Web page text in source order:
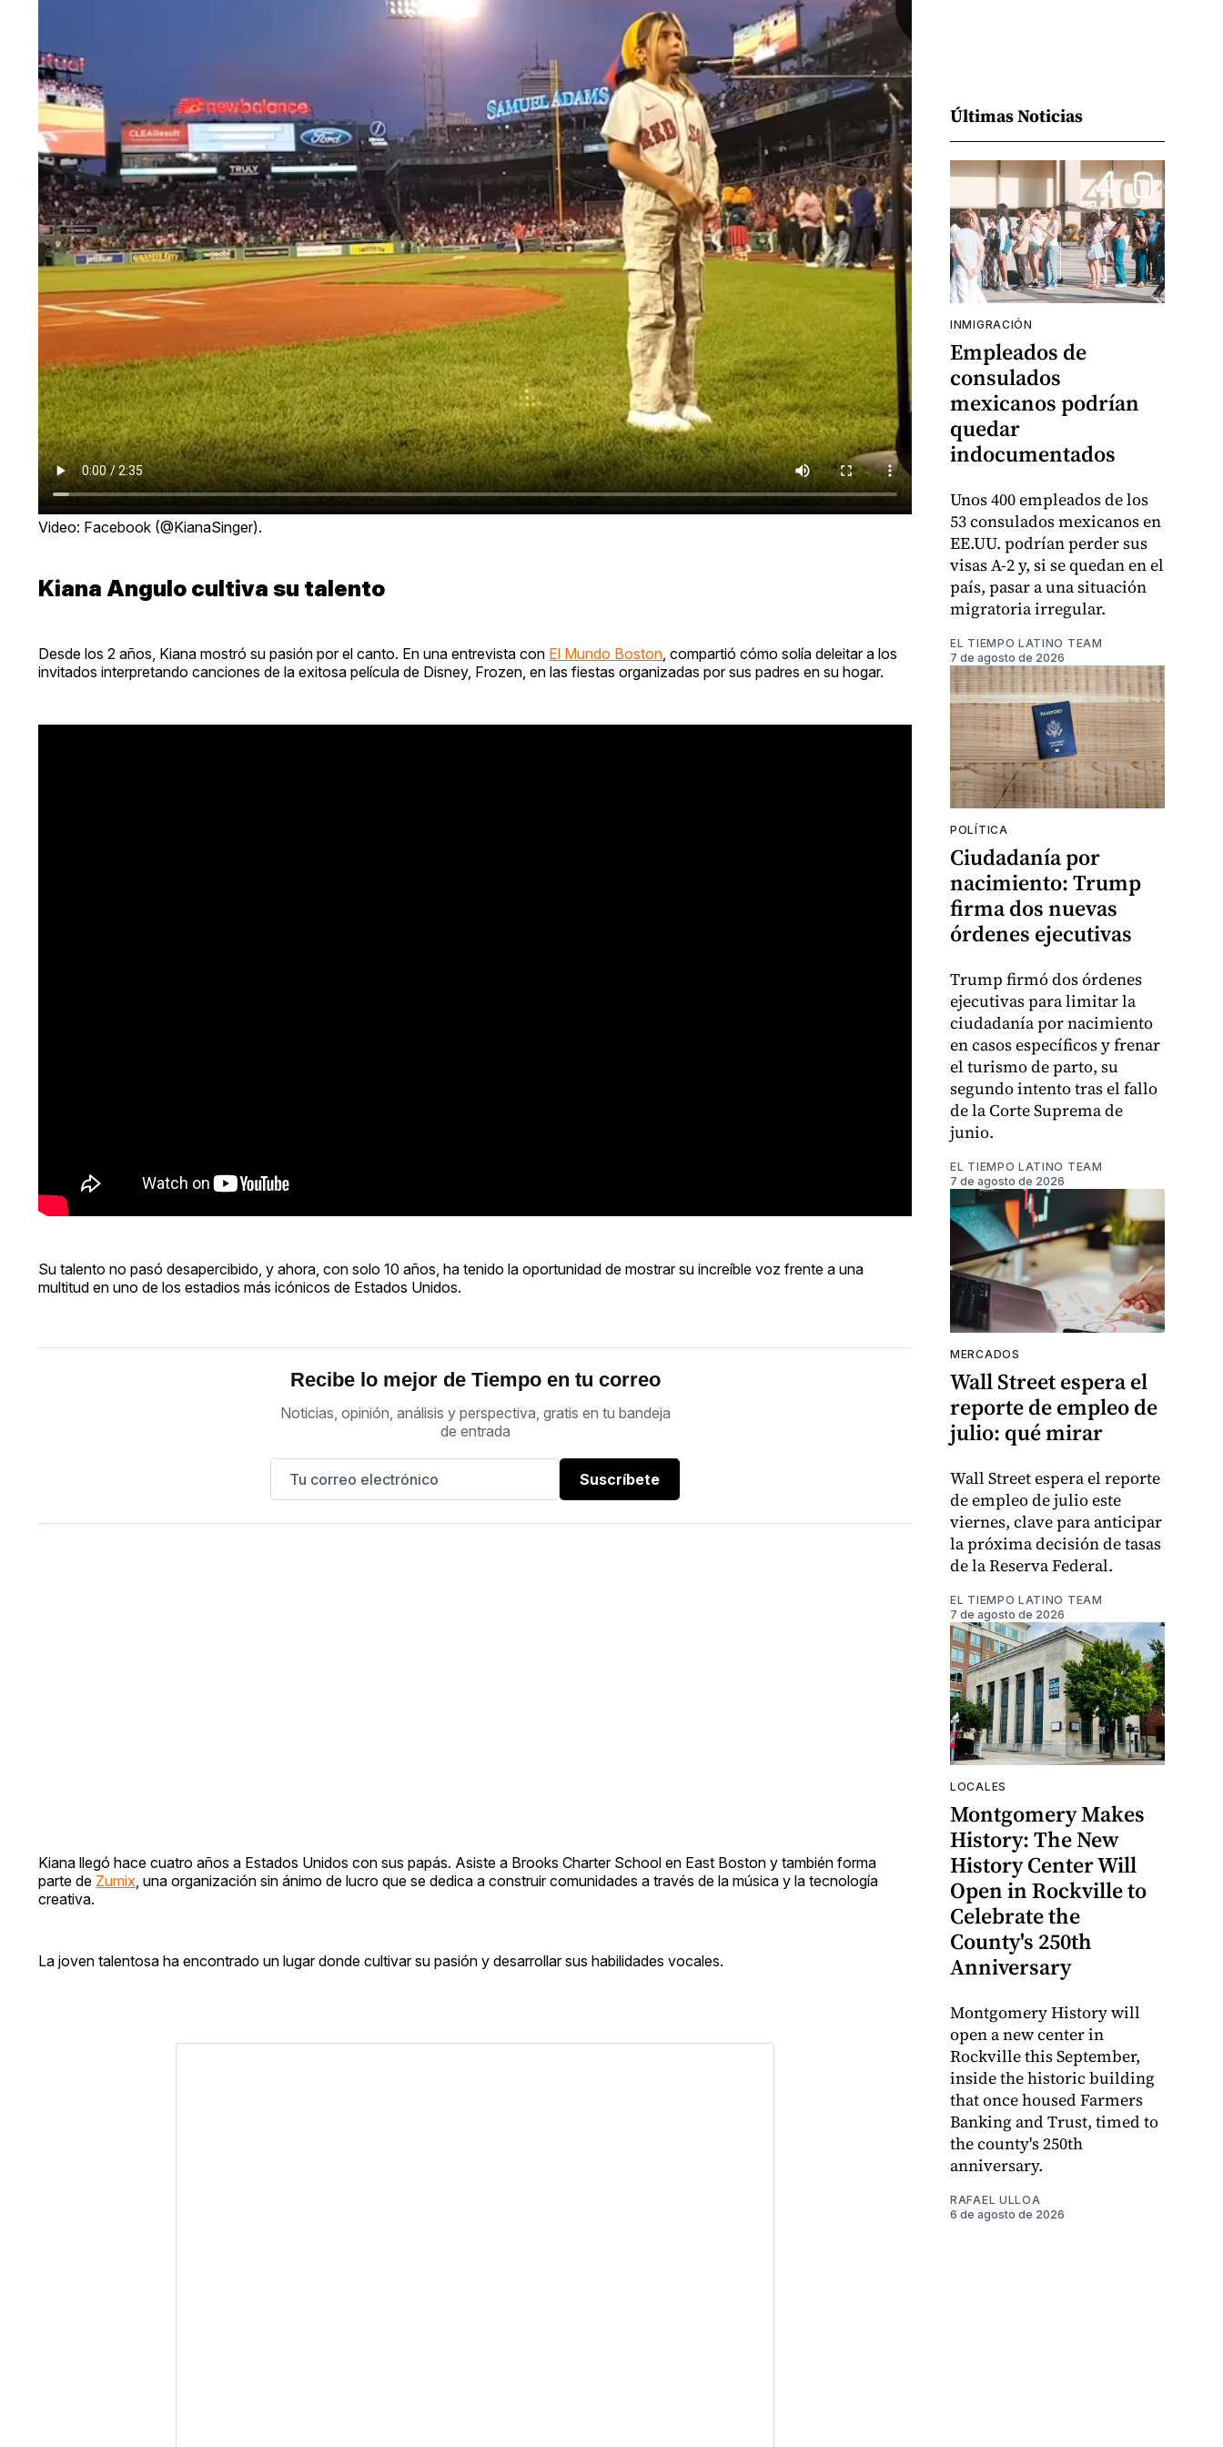
Video: Facebook (@KianaSinger).
Kiana Angulo cultiva su talento
Desde los 2 años, Kiana mostró su pasión por el canto. En una entrevista con El Mundo Boston, compartió cómo solía deleitar a los
invitados interpretando canciones de la exitosa película de Disney, Frozen, en las fiestas organizadas por sus padres en su hogar.
Su talento no pasó desapercibido, y ahora, con solo 10 años, ha tenido la oportunidad de mostrar su increíble voz frente a una
multitud en uno de los estadios más icónicos de Estados Unidos.
Recibe lo mejor de Tiempo en tu correo
Noticias, opinión, análisis y perspectiva, gratis en tu bandeja
de entrada
Suscríbete
Kiana llegó hace cuatro años a Estados Unidos con sus papás. Asiste a Brooks Charter School en East Boston y también forma
parte de Zumix, una organización sin ánimo de lucro que se dedica a construir comunidades a través de la música y la tecnología
creativa.
La joven talentosa ha encontrado un lugar donde cultivar su pasión y desarrollar sus habilidades vocales.
Últimas Noticias
INMIGRACIÓN
Empleados de
consulados
mexicanos podrían
quedar
indocumentados
Unos 400 empleados de los
53 consulados mexicanos en
EE.UU. podrían perder sus
visas A-2 y, si se quedan en el
país, pasar a una situación
migratoria irregular.
EL TIEMPO LATINO TEAM
7 de agosto de 2026
POLÍTICA
Ciudadanía por
nacimiento: Trump
firma dos nuevas
órdenes ejecutivas
Trump firmó dos órdenes
ejecutivas para limitar la
ciudadanía por nacimiento
en casos específicos y frenar
el turismo de parto, su
segundo intento tras el fallo
de la Corte Suprema de
junio.
EL TIEMPO LATINO TEAM
7 de agosto de 2026
MERCADOS
Wall Street espera el
reporte de empleo de
julio: qué mirar
Wall Street espera el reporte
de empleo de julio este
viernes, clave para anticipar
la próxima decisión de tasas
de la Reserva Federal.
EL TIEMPO LATINO TEAM
7 de agosto de 2026
LOCALES
Montgomery Makes
History: The New
History Center Will
Open in Rockville to
Celebrate the
County's 250th
Anniversary
Montgomery History will
open a new center in
Rockville this September,
inside the historic building
that once housed Farmers
Banking and Trust, timed to
the county's 250th
anniversary.
RAFAEL ULLOA
6 de agosto de 2026